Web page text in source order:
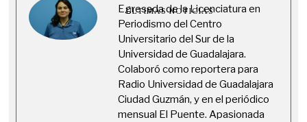
ÚLTIMAS NOTICIAS
Egresada de la Licenciatura en
Periodismo del Centro
Universitario del Sur de la
Universidad de Guadalajara.
Colaboró como reportera para
Radio Universidad de Guadalajara
Ciudad Guzmán, y en el periódico
mensual El Puente. Apasionada